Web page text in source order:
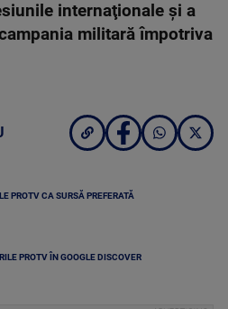
internaţionale şi a
militară împotriva
PROTV CA SURSĂ PREFERATĂ
PROTV ÎN GOOGLE DISCOVER